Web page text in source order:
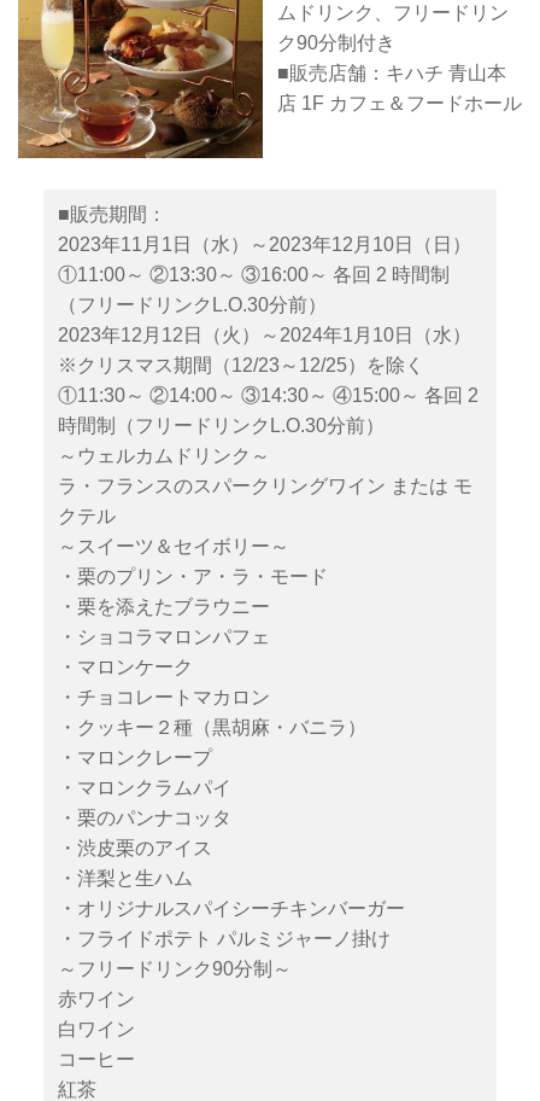
ムドリンク、フリードリン
ク90分制付き
■販売店舗：キハチ 青山本
店 1F カフェ＆フードホール
■販売期間：
2023年11月1日（水）～2023年12月10日（日）
①11:00～ ②13:30～ ③16:00～ 各回 2 時間制
（フリードリンクL.O.30分前）
2023年12月12日（火）～2024年1月10日（水）
※クリスマス期間（12/23～12/25）を除く
①11:30～ ②14:00～ ③14:30～ ④15:00～ 各回 2
時間制（フリードリンクL.O.30分前）
～ウェルカムドリンク～
ラ・フランスのスパークリングワイン または モ
クテル
～スイーツ＆セイボリー～
・栗のプリン・ア・ラ・モード
・栗を添えたブラウニー
・ショコラマロンパフェ
・マロンケーク
・チョコレートマカロン
・クッキー２種（黒胡麻・バニラ）
・マロンクレープ
・マロンクラムパイ
・栗のパンナコッタ
・渋皮栗のアイス
・洋梨と生ハム
・オリジナルスパイシーチキンバーガー
・フライドポテト パルミジャーノ掛け
～フリードリンク90分制～
赤ワイン
白ワイン
コーヒー
紅茶